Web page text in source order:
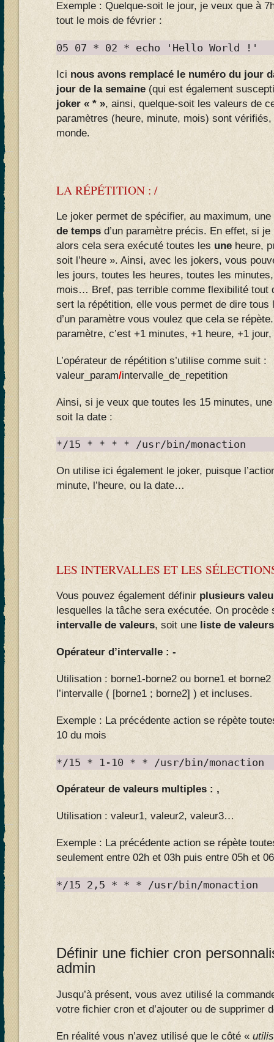
Exemple : Quelque-soit le jour, je veux que à
tout le mois de février :
05 07 * 02 * echo 'Hello World !'
Ici nous avons remplacé le numéro du jour
jour de la semaine (qui est également
joker « * », ainsi, quelque-soit les valeurs de
paramètres (heure, minute, mois) sont
monde.
LA RÉPÉTITION : /
Le joker permet de spécifier, au maximum,
de temps d’un paramètre précis. En effet, si
alors cela sera exécuté toutes les une heure,
soit l’heure ». Ainsi, avec les jokers, vous
les jours, toutes les heures, toutes les
mois… Bref, pas terrible comme flexibilité tout
sert la répétition, elle vous permet de dire tous
d’un paramètre vous voulez que cela se
paramètre, c’est +1 minutes, +1 heure, +1
L’opérateur de répétition s’utilise comme suit :
valeur_param/intervalle_de_repetition
Ainsi, si je veux que toutes les 15 minutes,
soit la date :
*/15 * * * * /usr/bin/monaction
On utilise ici également le joker, puisque
minute, l’heure, ou la date…
LES INTERVALLES ET LES
Vous pouvez également définir plusieurs
lesquelles la tâche sera exécutée. On
intervalle de valeurs, soit une liste de valeurs
Opérateur d’intervalle : -
Utilisation : borne1-borne2 ou borne1 et
l’intervalle ( [borne1 ; borne2] ) et incluses.
Exemple : La précédente action se répète
10 du mois
*/15 * 1-10 * * /usr/bin/monaction
Opérateur de valeurs multiples : ,
Utilisation : valeur1, valeur2, valeur3…
Exemple : La précédente action se répète
seulement entre 02h et 03h puis entre 05h et
*/15 2,5 * * * /usr/bin/monaction
Définir une fichier cron
admin
Jusqu’à présent, vous avez utilisé la
votre fichier cron et d’ajouter ou de supprimer
En réalité vous n’avez utilisé que le côté «